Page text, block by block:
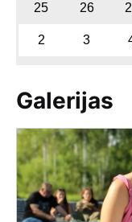
25 26
2 3
Galerijas